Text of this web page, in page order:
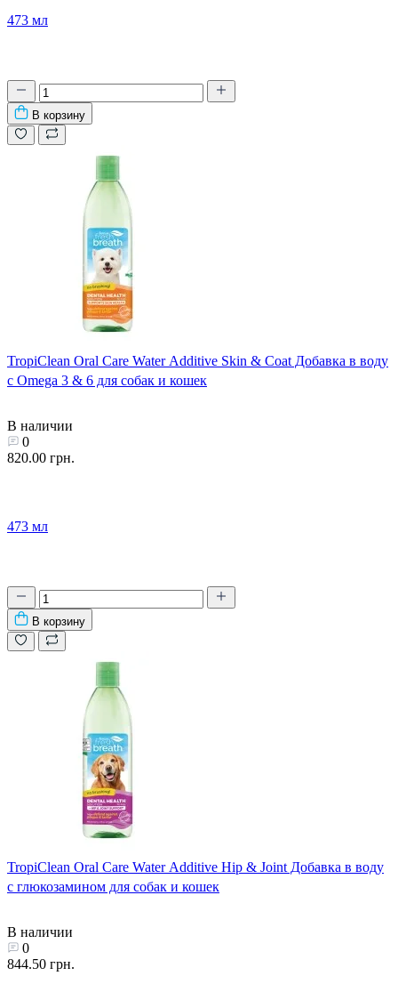
473 мл
В корзину
TropiClean Oral Care Water Additive Skin & Coat Добавка в воду
с Omega 3 & 6 для собак и кошек
В наличии
0
820.00 грн.
473 мл
В корзину
TropiClean Oral Care Water Additive Hip & Joint Добавка в воду
с глюкозамином для собак и кошек
В наличии
0
844.50 грн.